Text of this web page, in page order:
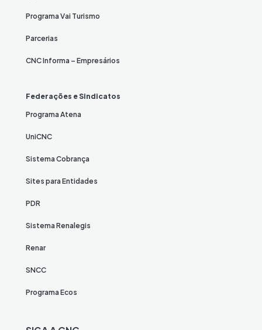
Programa Vai Turismo
Parcerias
CNC Informa – Empresários
Federações e Sindicatos
Programa Atena
UniCNC
Sistema Cobrança
Sites para Entidades
PDR
Sistema Renalegis
Renar
SNCC
Programa Ecos